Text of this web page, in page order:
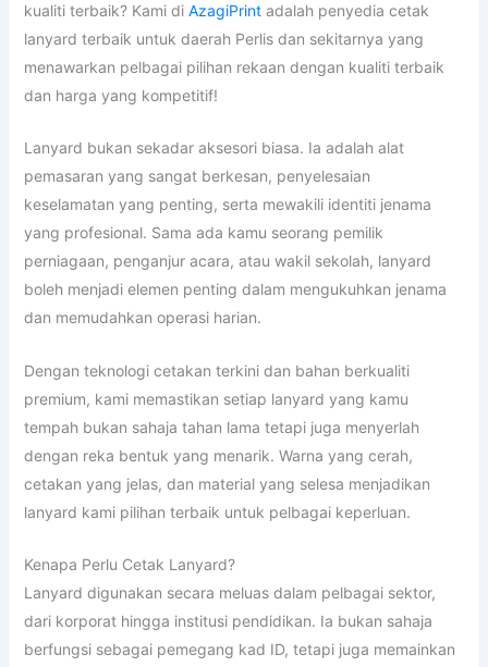
kualiti terbaik? Kami di AzagiPrintadalah penyedia cetak
lanyard terbaik untuk daerah Perlis dan sekitarnya yang
menawarkan pelbagai pilihan rekaan dengan kualiti terbaik
dan harga yang kompetitif!
Lanyard bukan sekadar aksesori biasa. Ia adalah alat
pemasaran yang sangat berkesan, penyelesaian
keselamatan yang penting, serta mewakili identiti jenama
yang profesional. Sama ada kamu seorang pemilik
perniagaan, penganjur acara, atau wakil sekolah, lanyard
boleh menjadi elemen penting dalam mengukuhkan jenama
dan memudahkan operasi harian.
Dengan teknologi cetakan terkini dan bahan berkualiti
premium, kami memastikan setiap lanyard yang kamu
tempah bukan sahaja tahan lama tetapi juga menyerlah
dengan reka bentuk yang menarik. Warna yang cerah,
cetakan yang jelas, dan material yang selesa menjadikan
lanyard kami pilihan terbaik untuk pelbagai keperluan.
Kenapa Perlu Cetak Lanyard?
Lanyard digunakan secara meluas dalam pelbagai sektor,
dari korporat hingga institusi pendidikan. Ia bukan sahaja
berfungsi sebagai pemegang kad ID, tetapi juga memainkan